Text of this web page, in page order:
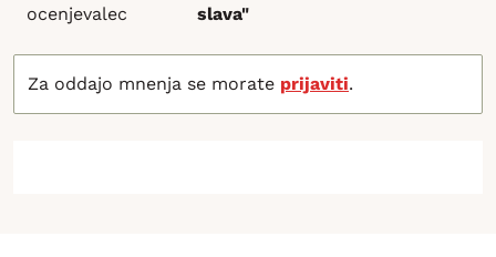
ocenjevalec
slava"
Za oddajo mnenja se morate prijaviti.